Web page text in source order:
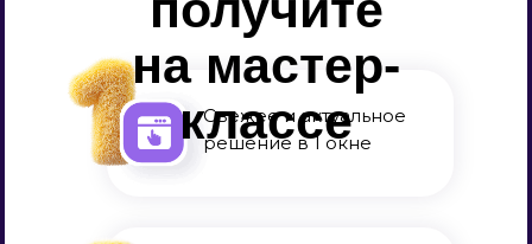
Свежее и актуальное
решение в 1 окне
на мастер-
классе